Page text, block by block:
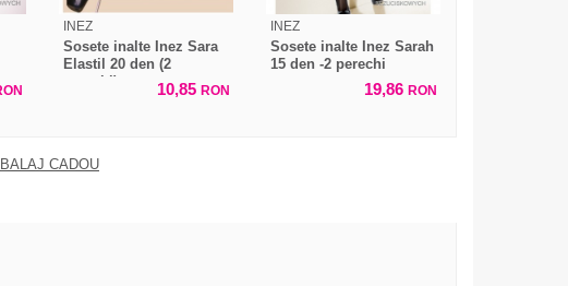
INEZ
Sosete inalte Inez Sara
Elastil 20 den (2
perechi)
10,85 RON
INEZ
Sosete inalte Inez Sarah
15 den -2 perechi
19,86 RON
CADOU